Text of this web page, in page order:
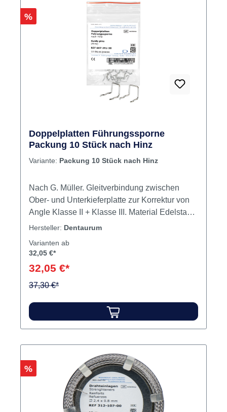
Rabatt
%
Doppelplatten Führungssporne
Packung 10 Stück nach Hinz
Variante: Packung 10 Stück nach Hinz
Nach G. Müller. Gleitverbindung zwischen
Ober- und Unterkieferplatte zur Korrektur von
Angle Klasse II + Klasse III. Material Edelstahl.
Inhalt Doppelplatten Führungssporn
Hersteller: Dentaurum
Varianten ab
32,05 €*
32,05 €*
37,30 €*
Rabatt
%